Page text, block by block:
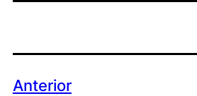
Anterior